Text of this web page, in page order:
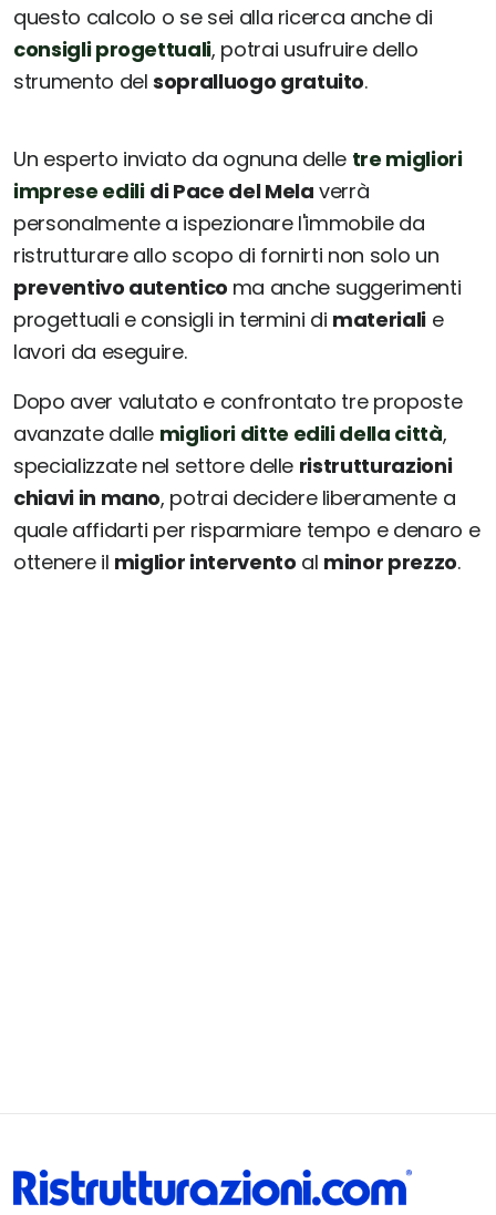
questo calcolo o se sei alla ricerca anche di
consigli progettuali, potrai usufruire dello
strumento delsopralluogo gratuito.
Un esperto inviato da ognuna delle tre migliori
imprese edili di Pace del Mela verrà
personalmente a ispezionare l'immobile da
ristrutturare allo scopo di fornirti non solo un
preventivo autentico ma anche suggerimenti
progettuali e consigli in termini di materialie
lavori da eseguire.
Dopo aver valutato e confrontato tre proposte
avanzate dalle migliori ditte edili della città,
specializzate nel settore delle ristrutturazioni
chiavi in mano, potrai decidere liberamente a
quale affidarti per risparmiare tempo e denaro e
ottenere il miglior intervento al minor prezzo.